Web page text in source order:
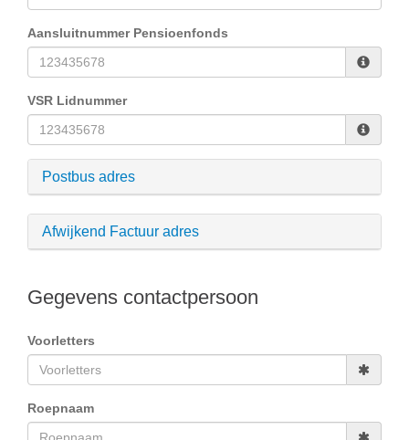
Aansluitnummer Pensioenfonds
VSR Lidnummer
Postbus adres
Afwijkend Factuur adres
Gegevens contactpersoon
Voorletters
Roepnaam